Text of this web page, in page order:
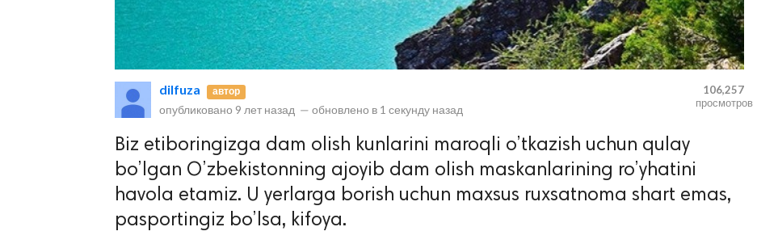
dilfuza автор
опубликовано 9 лет назад — обновлено в 1 секунду назад
106,257
просмотров
Biz etiboringizga dam olish kunlarini maroqli o’tkazish uchun qulay
bo’lgan O’zbekistonning ajoyib dam olish maskanlarining ro’yhatini
havola etamiz. U yerlarga borish uchun maxsus ruxsatnoma shart emas,
pasportingiz bo’lsa, kifoya.